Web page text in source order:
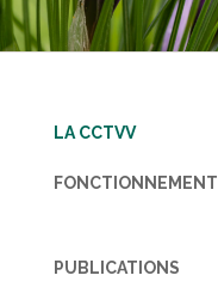
LA CCTVV
FONCTIONNEMENT
PUBLICATIONS